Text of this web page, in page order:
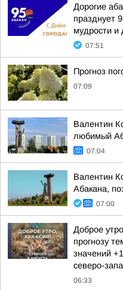
Дорогие
празднует
мудрости и
07:51
Прогноз
07:09
Валентин
любимый
07:04
Валентин
Абакана,
07:00
Доброе
прогнозу
значений
северо-
06:33